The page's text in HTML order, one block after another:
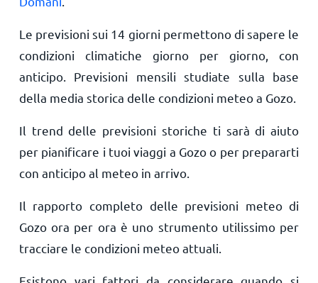
Le previsioni sui 14 giorni permettono di sapere le
condizioni climatiche giorno per giorno, con
anticipo. Previsioni mensili studiate sulla base
della media storica delle condizioni meteo a Gozo.
Il trend delle previsioni storiche ti sarà di aiuto
per pianificare i tuoi viaggi a Gozo o per prepararti
con anticipo al meteo in arrivo.
Il rapporto completo delle previsioni meteo di
Gozo ora per ora è uno strumento utilissimo per
tracciare le condizioni meteo attuali.